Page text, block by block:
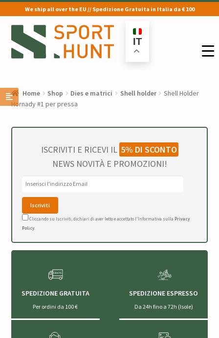
We ship all over the EU // Spedizione Gratuita in Italia da € 100
Vai
alla
navigazione
Vai
al
contenuto
IT
Home Shop Dies e matrici Shell holder
Shell Holder
Hornady #1 per pressa
ISCRIVITI E RICEVI IL 5% DI SCONTO
NEWS NOVITÀ E PROMOZIONI!
Cliccando su Iscriviti, dichiari di aver letto e accettato l'Informativa sulla Privacy
Policy.
SPEDIZIONE GRATUITA
Per ordini da 100 €
SPEDIZIONE ESPRESSO
Da 24h fino a 72h (Isole)